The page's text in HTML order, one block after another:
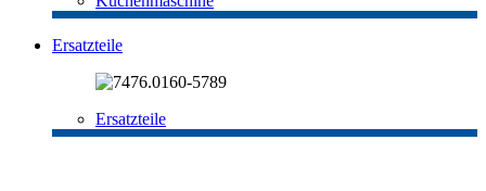
Ersatzteile
Ersatzteile